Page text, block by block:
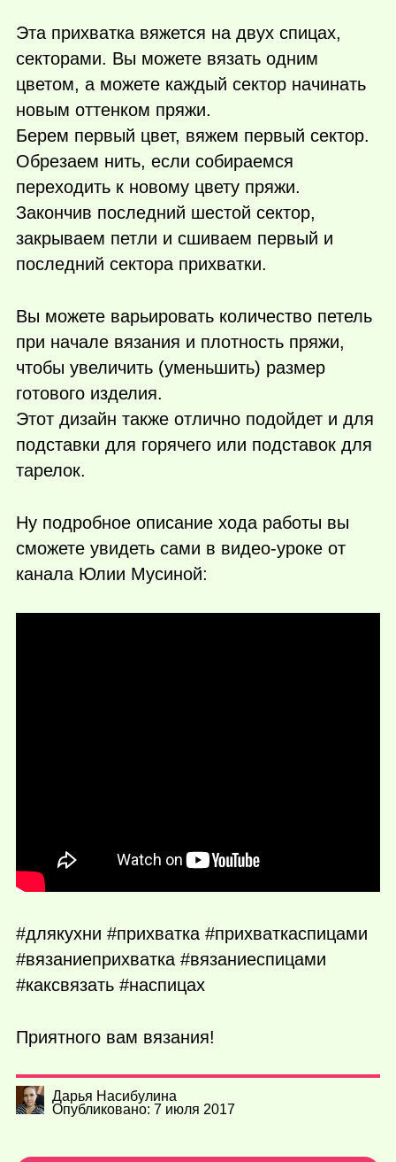
Эта прихватка вяжется на двух спицах,
секторами. Вы можете вязать одним
цветом, а можете каждый сектор начинать
новым оттенком пряжи.
Берем первый цвет, вяжем первый сектор.
Обрезаем нить, если собираемся
переходить к новому цвету пряжи.
Закончив последний шестой сектор,
закрываем петли и сшиваем первый и
последний сектора прихватки.
Вы можете варьировать количество петель
при начале вязания и плотность пряжи,
чтобы увеличить (уменьшить) размер
готового изделия.
Этот дизайн также отлично подойдет и для
подставки для горячего или подставок для
тарелок.
Ну подробное описание хода работы вы
сможете увидеть сами в видео-уроке от
канала Юлии Мусиной:
#длякухни #прихватка #прихваткаспицами
#вязаниеприхватка #вязаниеспицами
#каксвязать #наспицах
Приятного вам вязания!
Дарья Насибулина
Опубликовано: 7 июля 2017